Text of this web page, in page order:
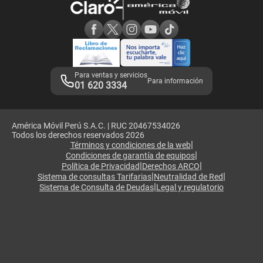
Adquirientes iPhone 6, 6S y SE
Mensaje de Seguridad
Términos y Condiciones de Tienda Claro
Libro de Reclamaciones
Legales de marketplace
Para ventas y servicios
01 620 3334 Para información
América Móvil Perú S.A.C. | RUC 20467534026
Todos los derechos reservados 2026
Términos y condiciones de la web|
Condiciones de garantía de equipos|
Política de Privacidad|Derechos ARCO|
Sistema de consultas Tarifarias|Neutralidad de Red|
Sistema de Consulta de Deudas|Legal y regulatorio